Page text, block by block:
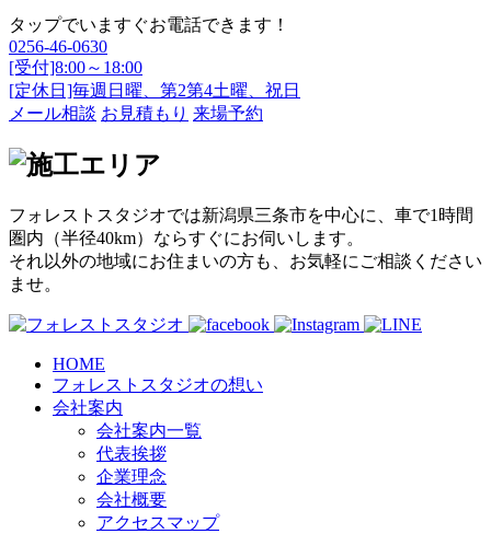
タップでいますぐお電話できます！
0256-46-0630
[受付]8:00～18:00
[定休日]毎週日曜、第2第4土曜、祝日
メール相談 お見積もり 来場予約
フォレストスタジオでは新潟県三条市を中心に、車で1時間
圏内（半径40km）ならすぐにお伺いします。
それ以外の地域にお住まいの方も、お気軽にご相談ください
ませ。
HOME
フォレストスタジオの想い
会社案内
会社案内一覧
代表挨拶
企業理念
会社概要
アクセスマップ